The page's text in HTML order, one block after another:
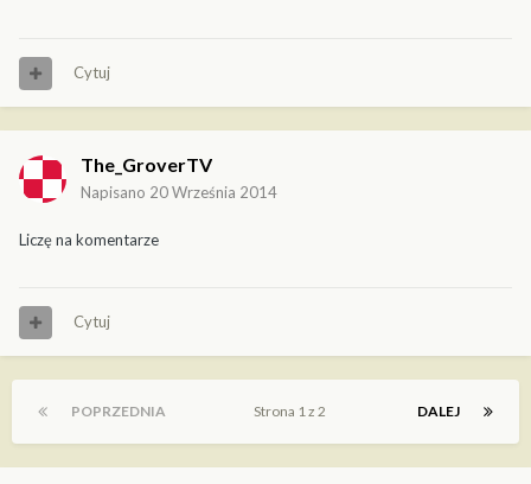
Cytuj
The_GroverTV
Napisano 20 Września 2014
Liczę na komentarze
Cytuj
POPRZEDNIA DALEJ
Strona 1 z 2